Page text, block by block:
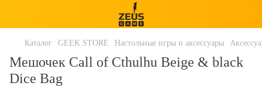
Каталог GEEK STORE Настольные игры и аксессуары
Мешочек Call of Cthulhu Beige & black
Dice Bag